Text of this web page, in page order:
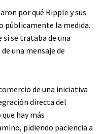
por qué Ripple y sus
públicamente la medida.
si se trataba de una
una mensaje de
de una iniciativa
directa del
hay más
pidiendo paciencia a